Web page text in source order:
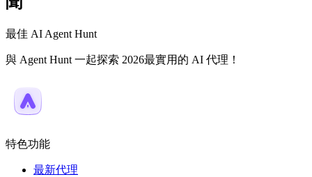
最佳 AI Agent Hunt
與 Agent Hunt 一起探索 2026最實用的 AI 代理！
特色功能
最新代理